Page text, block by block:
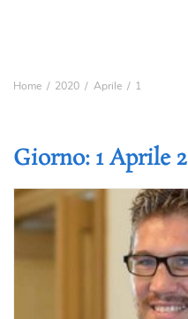
Home 2020 Aprile 1
Giorno: 1 Aprile